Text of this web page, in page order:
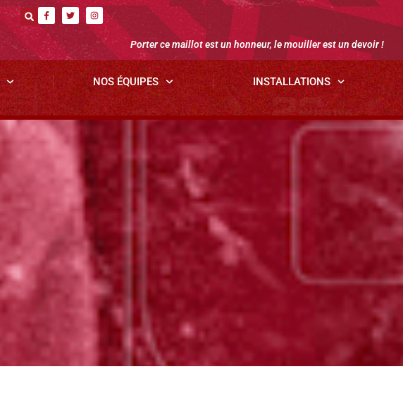
Porter ce maillot est un honneur, le mouiller est un devoir !
NOS ÉQUIPES INSTALLATIONS